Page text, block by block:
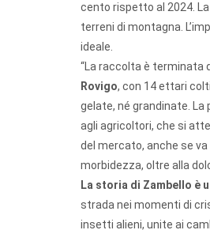
cento rispetto al 2024.
terreni di montagna.
ideale.
“La raccolta è terminata
Rovigo, con 14 ettari
gelate, né grandinate.
agli agricoltori, che si
del mercato, anche se
morbidezza, oltre alla
La storia di Zambello è
strada nei momenti di
insetti alieni, unite ai